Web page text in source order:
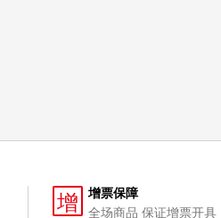
增
增票保障
全场商品 保证增票开具